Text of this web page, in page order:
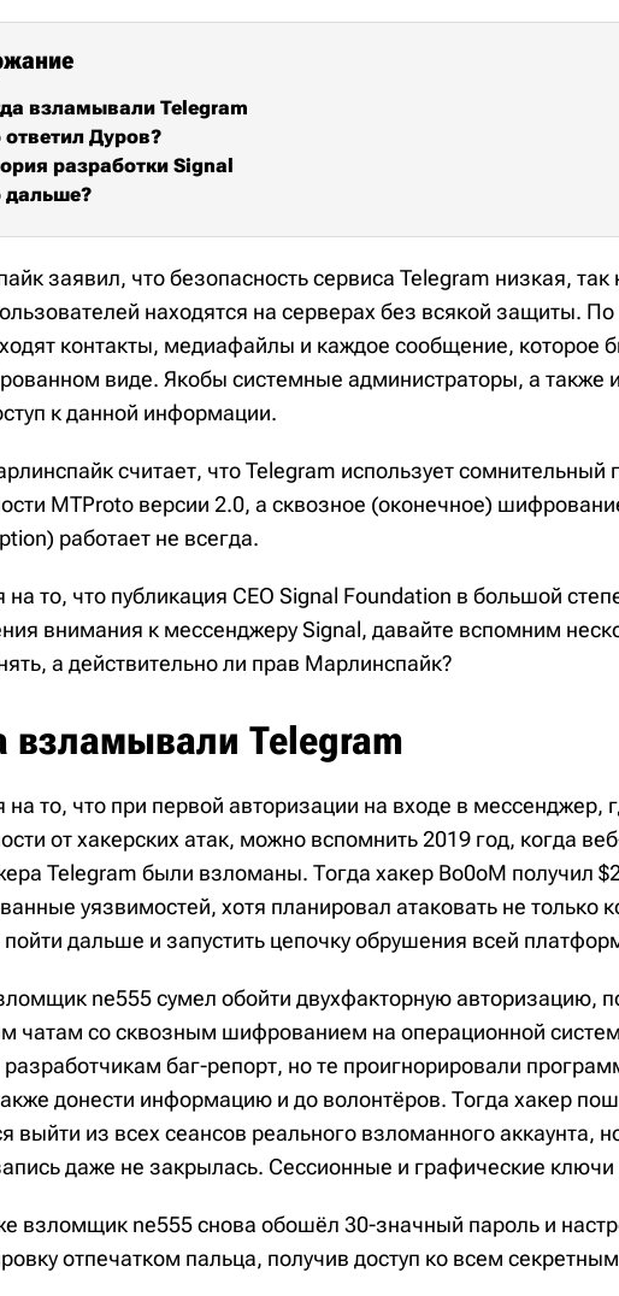
взламывали Telegram
ответил Дуров?
разработки Signal
дальше?
заявил, что безопасность сервиса Telegram низкая, так
находятся на серверах без всякой защиты. По
контакты, медиафайлы и каждое сообщение, которое
виде. Якобы системные администраторы, а также
к данной информации.
считает, что Telegram использует сомнительный
MTProto версии 2.0, а сквозное (оконечное)
работает не всегда.
на то, что публикация CEO Signal Foundation в большой
внимания к мессенджеру Signal, давайте вспомним
а действительно ли прав Марлинспайк?
взламывали Telegram
на то, что при первой авторизации на входе в мессенджер,
от хакерских атак, можно вспомнить 2019 год, когда
Telegram были взломаны. Тогда хакер Bo0oM получил
уязвимостей, хотя планировал атаковать не только
пойти дальше и запустить цепочку обрушения всей
ne555 сумел обойти двухфакторную авторизацию,
чатам со сквозным шифрованием на операционной
разработчикам баг-репорт, но те проигнорировали
донести информацию и до волонтёров. Тогда хакер
выйти из всех сеансов реального взломанного аккаунта,
даже не закрылась. Сессионные и графические
взломщик ne555 снова обошёл 30-значный пароль и
отпечатком пальца, получив доступ ко всем